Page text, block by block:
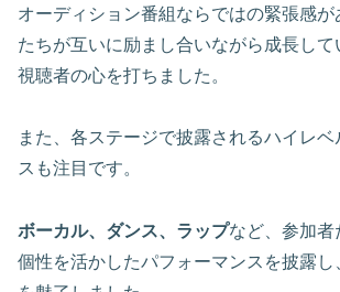
オーディション番組ならではの緊張感
たちが互いに励まし合いながら成長し
視聴者の心を打ちました。
また、各ステージで披露されるハイレ
スも注目です。
ボーカル、ダンス、ラップなど、参加者
個性を活かしたパフォーマンスを披露